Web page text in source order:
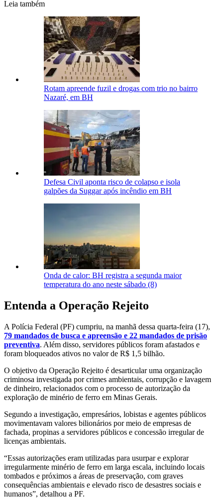
Leia também
Rotam apreende fuzil e drogas com trio no bairro
Nazaré, em BH
Defesa Civil aponta risco de colapso e isola
galpões da Suggar após incêndio em BH
Onda de calor: BH registra a segunda maior
temperatura do ano neste sábado (8)
Entenda a Operação Rejeito
A Polícia Federal (PF) cumpriu, na manhã dessa quarta-feira (17),
79 mandados de busca e apreensão e 22 mandados de prisão
preventiva. Além disso, servidores públicos foram afastados e
foram bloqueados ativos no valor de R$ 1,5 bilhão.
O objetivo da Operação Rejeito é desarticular uma organização
criminosa investigada por crimes ambientais, corrupção e lavagem
de dinheiro, relacionados com o processo de autorização da
exploração de minério de ferro em Minas Gerais.
Segundo a investigação, empresários, lobistas e agentes públicos
movimentavam valores bilionários por meio de empresas de
fachada, propinas a servidores públicos e concessão irregular de
licenças ambientais.
“Essas autorizações eram utilizadas para usurpar e explorar
irregularmente minério de ferro em larga escala, incluindo locais
tombados e próximos a áreas de preservação, com graves
consequências ambientais e elevado risco de desastres sociais e
humanos”, detalhou a PF.